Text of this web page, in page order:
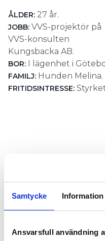
Samtycke Information
Ansvarsfull användning
ÅLDER: 27 år.
JOBB: VVS-projektör på
VVS-konsulten
Kungsbacka AB.
BOR: I lägenhet i
FAMILJ: Hunden Melina.
FRITIDSINTRESSE:
BODYFITNESS
Bodybuildingförbundet